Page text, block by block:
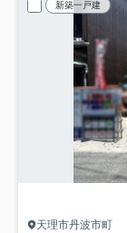
新築一戸建
天理市丹波市町